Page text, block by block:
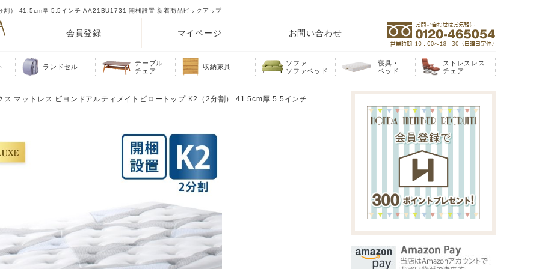
割） 41.5cm厚 5.5インチ AA21BU1731 開梱設置 新着商品ピックアップ
会員登録 マイページ お問い合わせ
ランドセル
テーブル
チェア
収納家具
ソファ
ソファベッド
寝具・
ベッド
ストレスレス
チェア
マットレス ビヨンドアルティメイトピロートップ K2（2分割） 41.5cm厚 5.5インチ